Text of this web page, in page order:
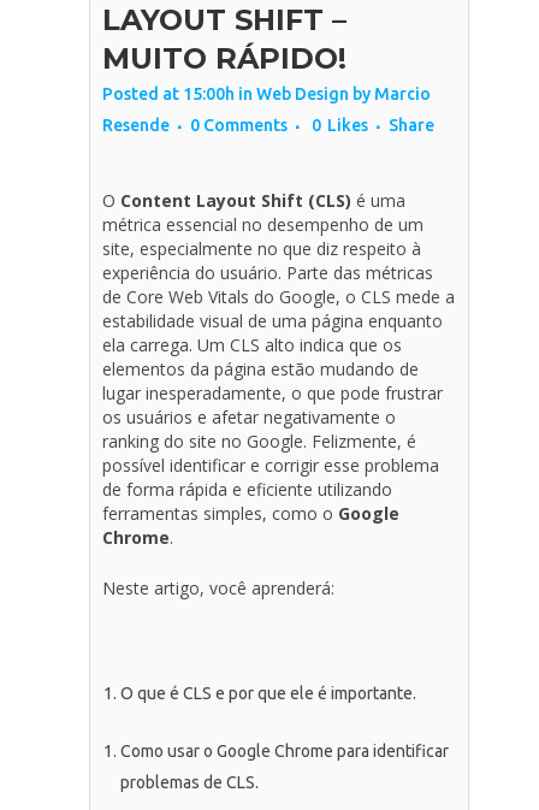
LAYOUT SHIFT –
MUITO RÁPIDO!
Posted at 15:00h in Web Design by Marcio
Resende
0 Comments 0 Likes Share
O Content Layout Shift (CLS) é uma
métrica essencial no desempenho de um
site, especialmente no que diz respeito à
experiência do usuário. Parte das métricas
de Core Web Vitals do Google, o CLS mede a
estabilidade visual de uma página enquanto
ela carrega. Um CLS alto indica que os
elementos da página estão mudando de
lugar inesperadamente, o que pode frustrar
os usuários e afetar negativamente o
ranking do site no Google. Felizmente, é
possível identificar e corrigir esse problema
de forma rápida e eficiente utilizando
ferramentas simples, como o Google
Chrome.
Neste artigo, você aprenderá:
O que é CLS e por que ele é importante.
Como usar o Google Chrome para identificar
problemas de CLS.